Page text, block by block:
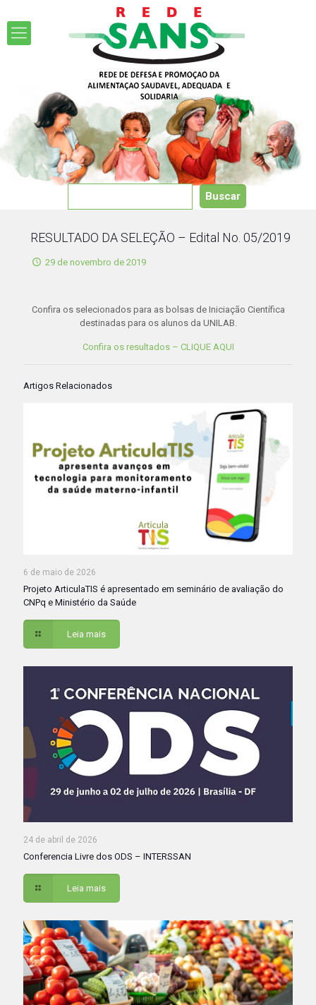
RESULTADO DA SELEÇÃO – Edital No. 05/2019
29 de novembro de 2019
Confira os selecionados para as bolsas de Iniciação Científica
destinadas para os alunos da UNILAB.
Confira os resultados – CLIQUE AQUI
Artigos Relacionados
6 de maio de 2026
Projeto ArticulaTIS é apresentado em seminário de avaliação do
CNPq e Ministério da Saúde
Leia mais
24 de abril de 2026
Conferencia Livre dos ODS – INTERSSAN
Leia mais